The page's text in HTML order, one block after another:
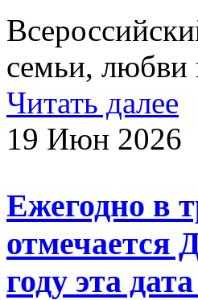
семьи, любви
Читать далее
19 Июн 2026
Ежегодно в
отмечается
году эта